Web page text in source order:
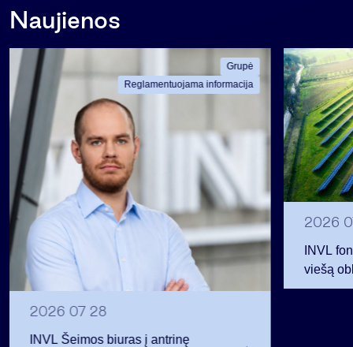
Naujienos
Grupė
Reglamentuojama informacija
2026 07 28
INVL Šeimos biuras į antrinę
2026
INVL
viešą
12 mln.